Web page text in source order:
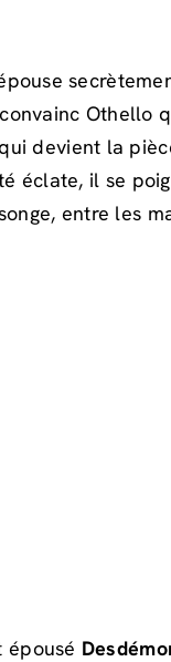
Othello
devient la
éclate, il se
entre les
épousé